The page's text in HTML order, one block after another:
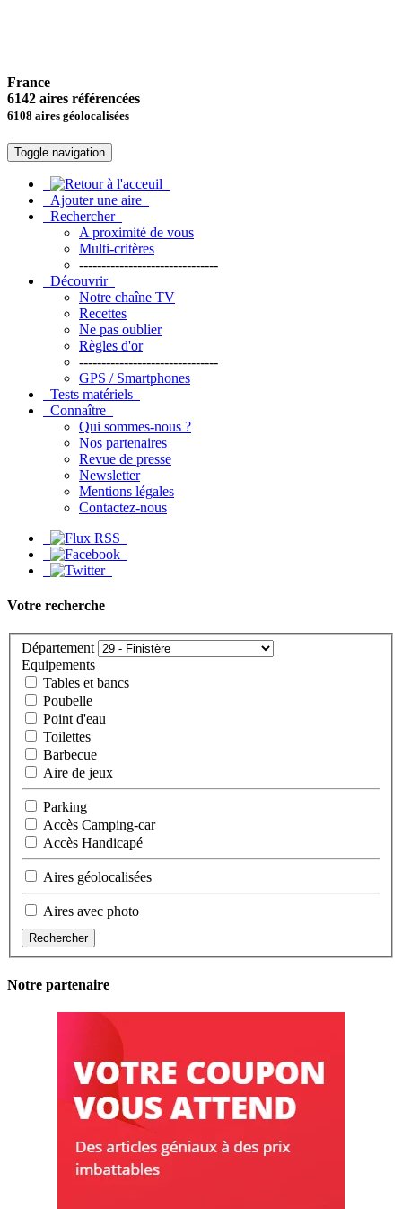
France
6142 aires référencées
6108 aires géolocalisées
Toggle navigation
Ajouter une aire
Rechercher
A proximité de vous
Multi-critères
-------------------------------
Découvrir
Notre chaîne TV
Recettes
Ne pas oublier
Règles d'or
-------------------------------
GPS / Smartphones
Tests matériels
Connaître
Qui sommes-nous ?
Nos partenaires
Revue de presse
Newsletter
Mentions légales
Contactez-nous
Votre recherche
Département
Equipements
Tables et bancs
Poubelle
Point d'eau
Toilettes
Barbecue
Aire de jeux
Parking
Accès Camping-car
Accès Handicapé
Aires géolocalisées
Aires avec photo
Rechercher
Notre partenaire